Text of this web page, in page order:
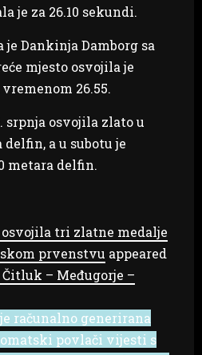
je za 26.10 sekundi.
Dankinja Damborg sa
mjesto osvojila je
26.55.
srpnja osvojila zlato u
a u subotu je
metara delfin.
osvojila tri zlatne medalje
prvenstvu appeared
– Međugorje –
računalno generirana
povlači vijesti s